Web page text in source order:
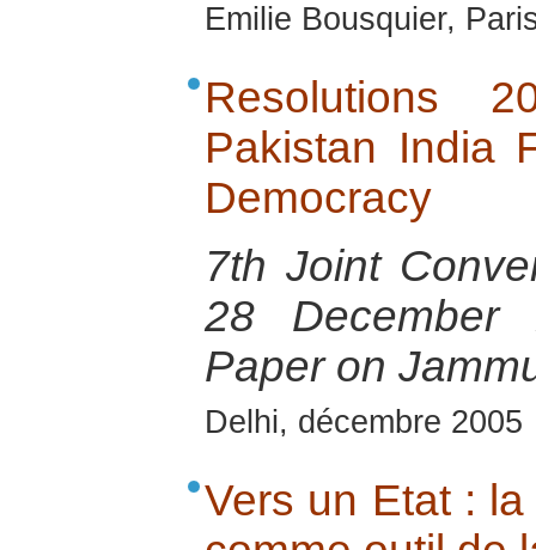
Emilie Bousquier,
Resolutions
Pakistan India
Democracy
7th Joint
28 December
Paper on
Delhi, décembre 2005
Vers un Etat :